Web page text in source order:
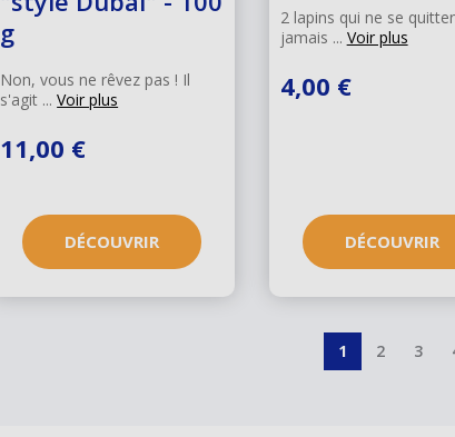
g
Non, vous ne rêvez pas ! Il
s'agit ...Voir plus
11,00 €
DÉCOUVRIR
2 lapins qui ne se
jamais ... Voir plus
4,00 €
DÉCOUVRIR
Page
actuelle
1 Page
2 Page
3